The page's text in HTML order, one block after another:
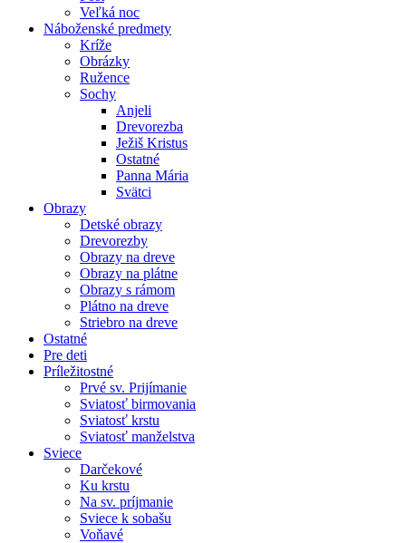
Veľká noc
Náboženské predmety
Kríže
Obrázky
Ružence
Sochy
Anjeli
Drevorezba
Ježiš Kristus
Ostatné
Panna Mária
Svätci
Obrazy
Detské obrazy
Drevorezby
Obrazy na dreve
Obrazy na plátne
Obrazy s rámom
Plátno na dreve
Striebro na dreve
Ostatné
Pre deti
Príležitostné
Prvé sv. Prijímanie
Sviatosť birmovania
Sviatosť krstu
Sviatosť manželstva
Sviece
Darčekové
Ku krstu
Na sv. príjmanie
Sviece k sobašu
Voňavé